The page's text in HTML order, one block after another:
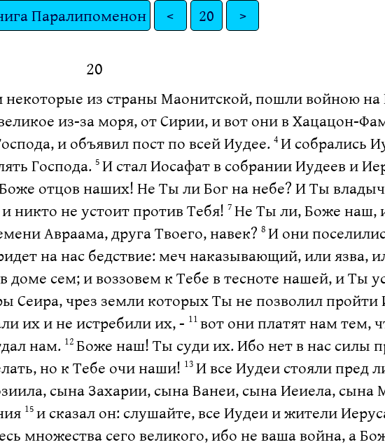
Паралипоменон < 20 >
20
из страны Маонитской, пошли войною на
из-за моря, от Сирии, и вот они в Хацацон-
и объявил пост по всей Иудее. 4 И собрались
Господа. 5 И стал Иосафат в собрании Иудеев и
отцов наших! Не Ты ли Бог на небе? И Ты
никто не устоит против Тебя! 7 Не Ты ли, Боже наш,
Авраама, друга Твоего, навек? 8 И они
на нас бедствие: меч наказывающий, или язва,
сем; и воззовем к Тебе в тесноте нашей, и Ты
чрез земли которых Ты не позволил пройти
их и не истребили их, - 11 вот они платят нам тем,
нам. 12 Боже наш! Ты суди их. Ибо нет в нас силы
но к Тебе очи наши! 13 И все Иудеи стояли пред
сына Захарии, сына Ванеи, сына Иеиела, сына
15 и сказал он: слушайте, все Иудеи и жители
множества сего великого, ибо не ваша война, а